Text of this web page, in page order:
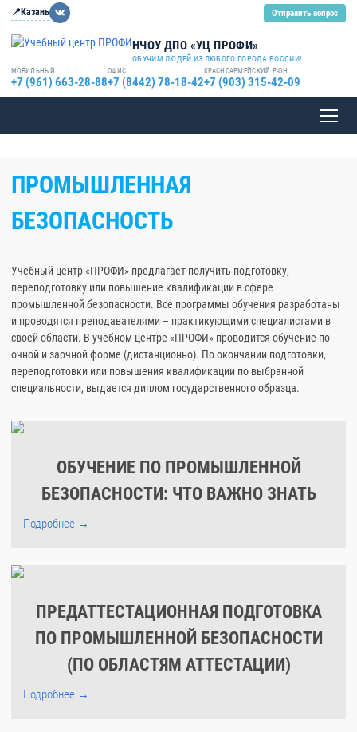
📍 Казань Отправить вопрос
НЧОУ ДПО «УЦ ПРОФИ»
ОБУЧИМ ЛЮДЕЙ ИЗ ЛЮБОГО ГОРОДА РОССИИ!
МОБИЛЬНЫЙ
+7 (961) 663-28-88
ОФИС
+7 (8442) 78-18-42
КРАСНОАРМЕЙСКИЙ Р-ОН
+7 (903) 315-42-09
ПРОМЫШЛЕННАЯ
БЕЗОПАСНОСТЬ
Учебный центр «ПРОФИ» предлагает получить подготовку,
переподготовку или повышение квалификации в сфере
промышленной безопасности. Все программы обучения разработаны
и проводятся преподавателями – практикующими специалистами в
своей области. В учебном центре «ПРОФИ» проводится обучение по
очной и заочной форме (дистанционно). По окончании подготовки,
переподготовки или повышения квалификации по выбранной
специальности, выдается диплом государственного образца.
ОБУЧЕНИЕ ПО ПРОМЫШЛЕННОЙ
БЕЗОПАСНОСТИ: ЧТО ВАЖНО ЗНАТЬ
Подробнее →
ПРЕДАТТЕСТАЦИОННАЯ ПОДГОТОВКА
ПО ПРОМЫШЛЕННОЙ БЕЗОПАСНОСТИ
(ПО ОБЛАСТЯМ АТТЕСТАЦИИ)
Подробнее →